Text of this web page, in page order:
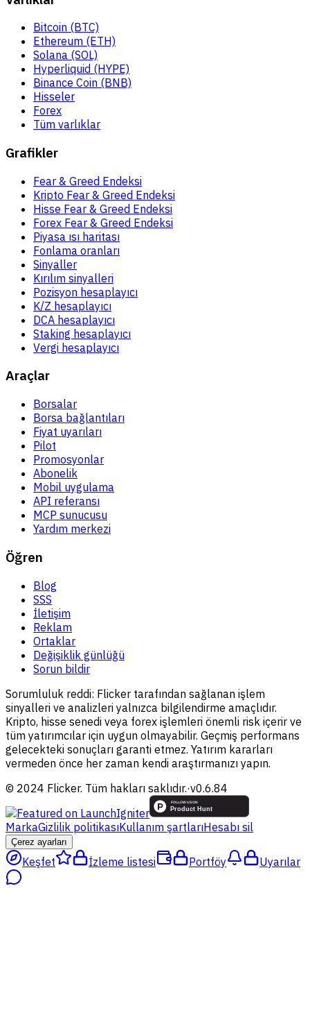
Bitcoin (BTC)
Ethereum (ETH)
Solana (SOL)
Hyperliquid (HYPE)
Binance Coin (BNB)
Hisseler
Forex
Tüm varlıklar
Grafikler
Fear & Greed Endeksi
Kripto Fear & Greed Endeksi
Hisse Fear & Greed Endeksi
Forex Fear & Greed Endeksi
Piyasa ısı haritası
Fonlama oranları
Sinyaller
Kırılım sinyalleri
Pozisyon hesaplayıcı
K/Z hesaplayıcı
DCA hesaplayıcı
Staking hesaplayıcı
Vergi hesaplayıcı
Araçlar
Borsalar
Borsa bağlantıları
Fiyat uyarıları
Pilot
Promosyonlar
Abonelik
Mobil uygulama
API referansı
MCP sunucusu
Yardım merkezi
Öğren
Blog
SSS
İletişim
Reklam
Ortaklar
Değişiklik günlüğü
Sorun bildir
Sorumluluk reddi: Flicker tarafından sağlanan işlem
sinyalleri ve analizleri yalnızca bilgilendirme amaçlıdır.
Kripto, hisse senedi veya forex işlemleri önemli risk içerir ve
tüm yatırımcılar için uygun olmayabilir. Geçmiş performans
gelecekteki sonuçları garanti etmez. Yatırım kararları
vermeden önce her zaman kendi araştırmanızı yapın.
© 2024 Flicker. Tüm hakları saklıdır.·v0.6.84
MarkaGizlilik politikasıKullanım şartlarıHesabı sil
Çerez ayarları
Keşfet İzleme listesi Portföy Uyarılar